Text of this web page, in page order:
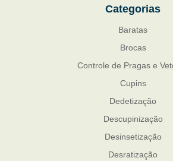
Categorias
Baratas
Brocas
Controle de Pragas e
Cupins
Dedetização
Descupinização
Desinsetização
Desratização